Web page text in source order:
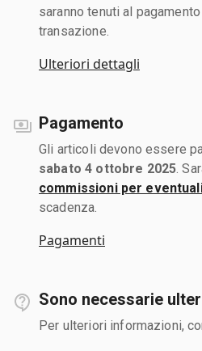
saranno tenuti al
transazione.
Ulteriori dettagli
Pagamento
Gli articoli devono essere
sabato 4 ottobre 2025 .
commissioni per
scadenza.
Pagamenti
Sono necessarie
Per ulteriori informazioni,